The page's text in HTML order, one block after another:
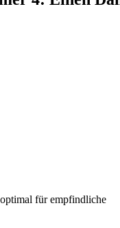
für empfindliche